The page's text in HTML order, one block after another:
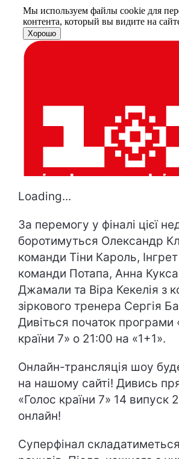
Loading...
За перемогу у фіналі цієї
боротимуться Олександр
команди Тіни Кароль,
команди Потапа, Анна
Джамали та Віра Кекелія з
зіркового тренера Сергія
Дивіться початок програми
країни 7» о 21:00 на «1+1».
Онлайн-трансляція шоу
на нашому сайті! Дивись
«Голос країни 7» 14 випуск
онлайн!
Суперфінал